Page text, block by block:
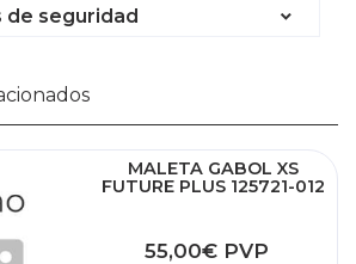
seguridad
MALETA GABOL XS
FUTURE PLUS 125721-012
55,00€ PVP